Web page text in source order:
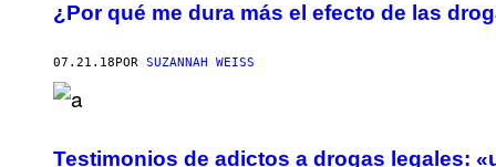
¿Por qué me dura más el efecto de las
07.21.18POR SUZANNAH WEISS
Testimonios de adictos a drogas legales: